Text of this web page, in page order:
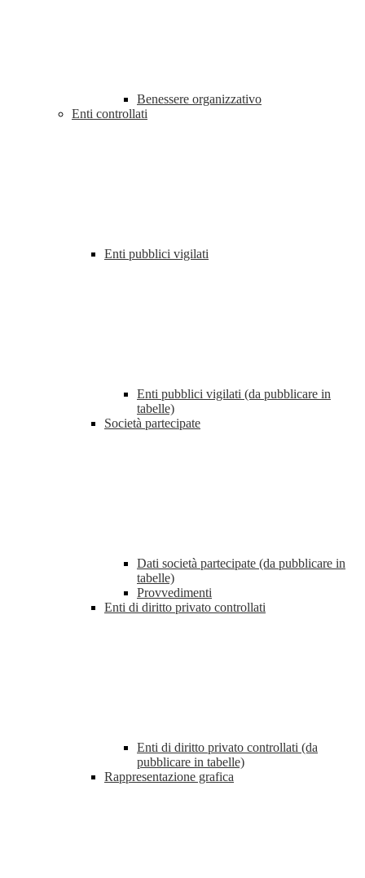
Benessere organizzativo
Enti controllati
Enti pubblici vigilati
Enti pubblici vigilati (da pubblicare in
tabelle)
Società partecipate
Dati società partecipate (da pubblicare in
tabelle)
Provvedimenti
Enti di diritto privato controllati
Enti di diritto privato controllati (da
pubblicare in tabelle)
Rappresentazione grafica